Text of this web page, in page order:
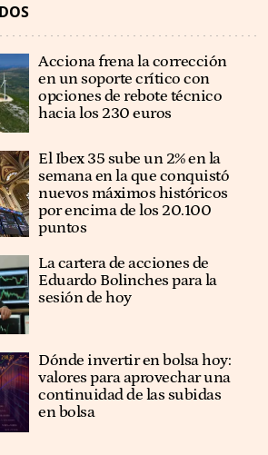
Acciona frena la corrección
en un soporte crítico con
opciones de rebote técnico
hacia los 230 euros
El Ibex 35 sube un 2% en la
semana en la que conquistó
nuevos máximos históricos
por encima de los 20.100
puntos
La cartera de acciones de
Eduardo Bolinches para la
sesión de hoy
Dónde invertir en bolsa hoy:
valores para aprovechar una
continuidad de las subidas
en bolsa